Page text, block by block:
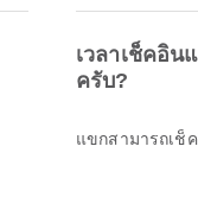
เวลาเช็คอิน
ครับ?
แขกสามารถเช็